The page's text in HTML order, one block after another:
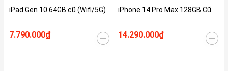
iPad Gen 10 64GB cũ (Wifi/5G)
7.790.000₫
iPhone 14 Pro Max 128GB Cũ
14.290.000₫